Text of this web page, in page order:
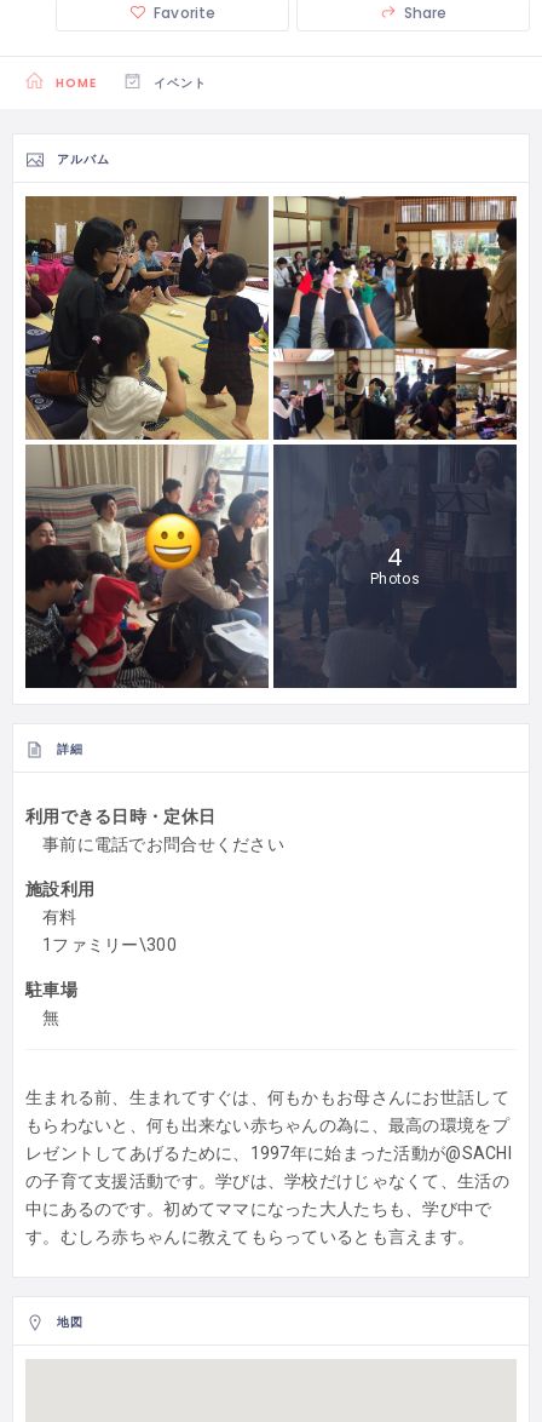
Favorite Share
HOME イベント
アルバム
4
Photos
詳細
利用できる日時・定休日
事前に電話でお問合せください
施設利用
有料
1ファミリー\300
駐車場
無
生まれる前、生まれてすぐは、何もかもお母さんにお世話して
もらわないと、何も出来ない赤ちゃんの為に、最高の環境をプ
レゼントしてあげるために、1997年に始まった活動が@SACHI
の子育て支援活動です。学びは、学校だけじゃなくて、生活の
中にあるのです。初めてママになった大人たちも、学び中で
す。むしろ赤ちゃんに教えてもらっているとも言えます。
地図